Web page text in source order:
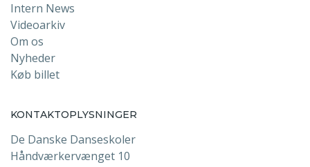
Intern News
Videoarkiv
Om os
Nyheder
Køb billet
KONTAKTOPLYSNINGER
De Danske Danseskoler
Håndværkervænget 10